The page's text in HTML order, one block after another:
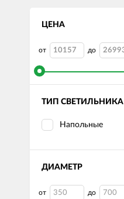
ЦЕНА
от до
ТИП СВЕТИЛЬНИКА
Напольные
ДИАМЕТР
от до